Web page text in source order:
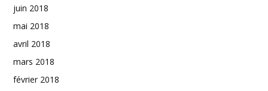
juin 2018
mai 2018
avril 2018
mars 2018
février 2018